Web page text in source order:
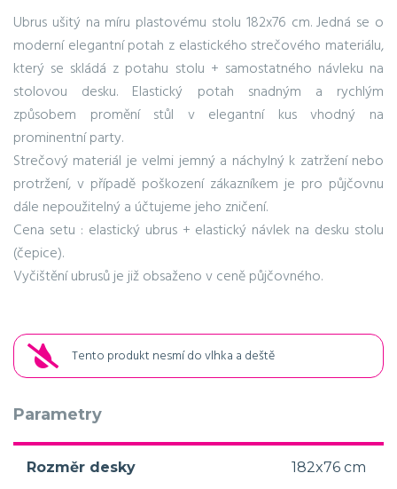
Ubrus ušitý na míru plastovému stolu 182x76 cm. Jedná se o
moderní elegantní potah z elastického strečového materiálu,
který se skládá z potahu stolu + samostatného návleku na
stolovou desku. Elastický potah snadným a rychlým
způsobem promění stůl v elegantní kus vhodný na
prominentní party.
Strečový materiál je velmi jemný a náchylný k zatržení nebo
protržení, v případě poškození zákazníkem je pro půjčovnu
dále nepoužitelný a účtujeme jeho zničení.
Cena setu : elastický ubrus + elastický návlek na desku stolu
(čepice).
Vyčištění ubrusů je již obsaženo v ceně půjčovného.
Tento produkt nesmí do vlhka a deště
Parametry
Rozměr desky 182x76 cm